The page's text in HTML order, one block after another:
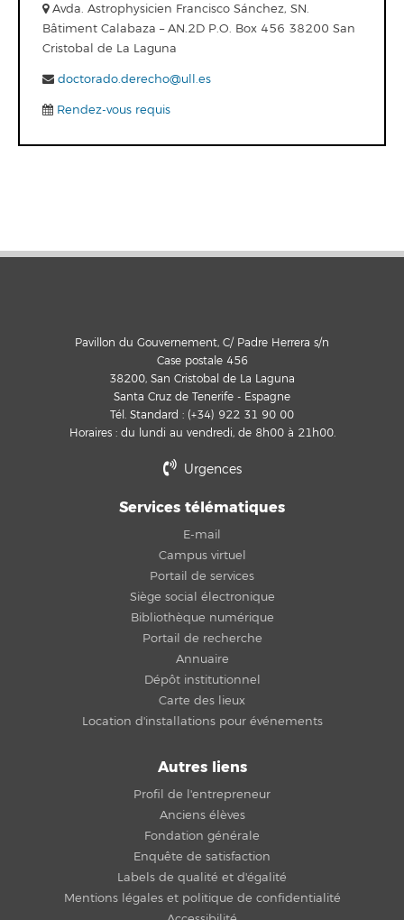
Avda. Astrophysicien Francisco Sánchez, SN.
Bâtiment Calabaza – AN.2D P.O. Box 456 38200 San
Cristobal de La Laguna
doctorado.derecho@ull.es
Rendez-vous requis
Pavillon du Gouvernement, C/ Padre Herrera s/n
Case postale 456
38200, San Cristobal de La Laguna
Santa Cruz de Tenerife - Espagne
Tél. Standard : (+34) 922 31 90 00
Horaires : du lundi au vendredi, de 8h00 à 21h00.
Urgences
Services télématiques
E-mail
Campus virtuel
Portail de services
Siège social électronique
Bibliothèque numérique
Portail de recherche
Annuaire
Dépôt institutionnel
Carte des lieux
Location d'installations pour événements
Autres liens
Profil de l'entrepreneur
Anciens élèves
Fondation générale
Enquête de satisfaction
Labels de qualité et d'égalité
Mentions légales et politique de confidentialité